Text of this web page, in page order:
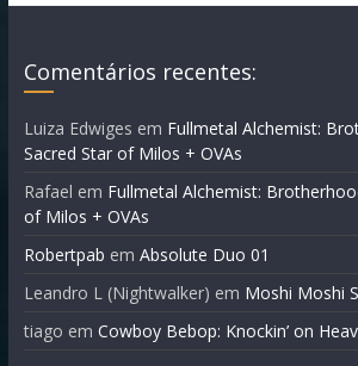
Comentários recentes:
Luiza Edwiges em Fullmetal Alchemist:
Sacred Star of Milos + OVAs
Rafael em Fullmetal Alchemist:
of Milos + OVAs
Robertpab em Absolute Duo 01
Leandro L (Nightwalker) em Moshi Moshi
tiago em Cowboy Bebop: Knockin’ on